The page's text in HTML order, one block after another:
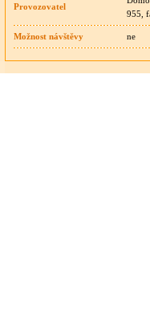
Provozovatel
955,
Možnost návštěvy ne